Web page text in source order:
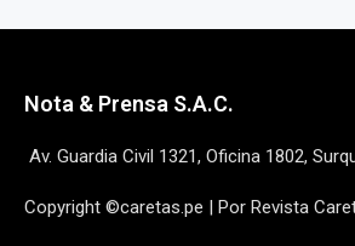
Nota & Prensa S.A.C.
Av. Guardia Civil 1321, Oficina 1802,
Copyright ©caretas.pe | Por Revista